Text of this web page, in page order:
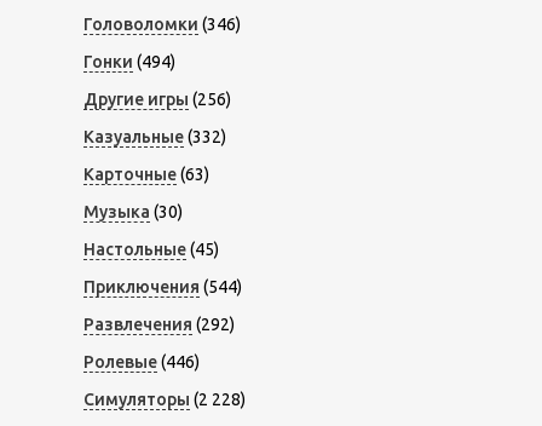
Головоломки (346)
Гонки (494)
Другие игры (256)
Казуальные(332)
Карточные(63)
Музыка (30)
Настольные(45)
Приключения (544)
Развлечения (292)
Ролевые(446)
Симуляторы (2 228)